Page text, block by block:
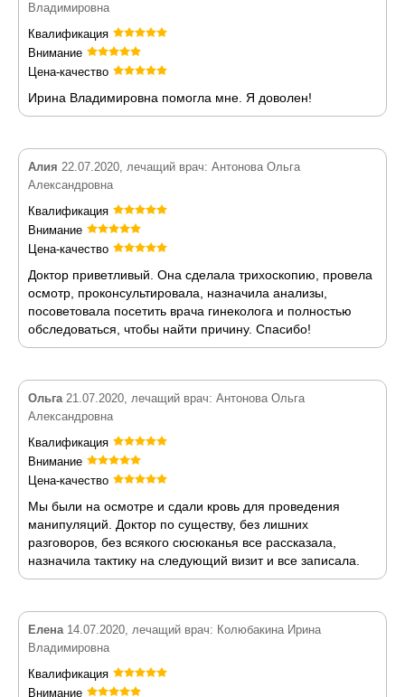
Владимировна
Квалификация
Внимание
Цена-качество
Ирина Владимировна помогла мне. Я доволен!
Алия 22.07.2020, лечащий врач: Антонова Ольга
Александровна
Квалификация
Внимание
Цена-качество
Доктор приветливый. Она сделала трихоскопию, провела
осмотр, проконсультировала, назначила анализы,
посоветовала посетить врача гинеколога и полностью
обследоваться, чтобы найти причину. Спасибо!
Ольга21.07.2020, лечащий врач: Антонова Ольга
Александровна
Квалификация
Внимание
Цена-качество
Мы были на осмотре и сдали кровь для проведения
манипуляций. Доктор по существу, без лишних
разговоров, без всякого сюсюканья все рассказала,
назначила тактику на следующий визит и все записала.
Елена14.07.2020, лечащий врач: Колюбакина Ирина
Владимировна
Квалификация
Внимание